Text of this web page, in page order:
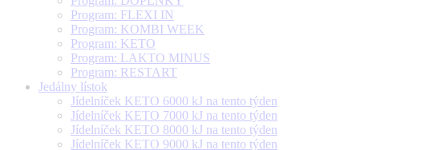
Program: FLEXI IN
Program: KOMBI WEEK
Program: KETO
Program: LAKTO MINUS
Program: RESTART
Jedálny lístok
Jídelníček KETO 6000 kJ na tento týden
Jídelníček KETO 7000 kJ na tento týden
Jídelníček KETO 8000 kJ na tento týden
Jídelníček KETO 9000 kJ na tento týden